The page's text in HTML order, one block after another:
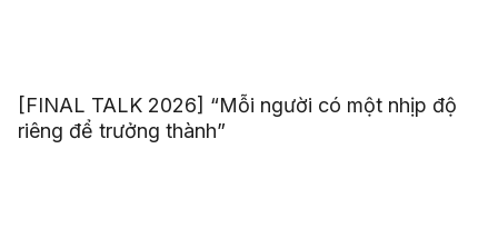
[FINAL TALK 2026] “Mỗi người có một nhịp độ
riêng để trưởng thành”